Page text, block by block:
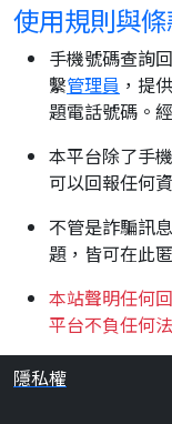
使用規則與
手機號碼查詢
繫管理員 ，提
題電話號碼。
本平台除了手
可以回報任何
不管是詐騙訊
題，皆可在此
本站聲明任何
平台不負任何
隱私權